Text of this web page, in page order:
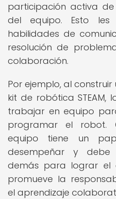
participación activa
del equipo. Esto les
habilidades de
resolución de
colaboración.
Por ejemplo, al
kit de robótica STEAM,
trabajar en equipo
programar el robot.
equipo tiene un
desempeñar y
demás para lograr el
promueve la
el aprendizaje